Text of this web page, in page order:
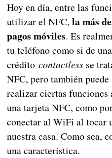
Hoy en día, entre las
utilizar el NFC, la más
pagos móviles. Es
tu teléfono como si de
crédito contactlessse
NFC, pero también
realizar ciertas funciones
una tarjeta NFC, como
conectar al WiFi al tocar
nuestra casa. Como sea,
una característica.